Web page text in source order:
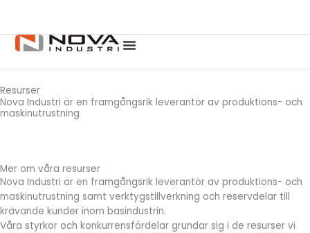
innehåll
c
o
k
n
d
n
Resurser
Nova Industri är en framgångsrik leverantör av produktions- och
maskinutrustning
Mer om våra resurser
Nova Industri är en framgångsrik leverantör av produktions- och
maskinutrustning samt verktygstillverkning och reservdelar till
krävande kunder inom basindustrin.
Våra styrkor och konkurrensfördelar grundar sig i de resurser vi